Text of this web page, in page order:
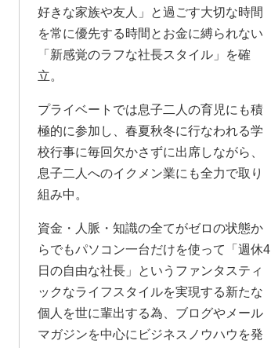
好きな家族や友人」と過ごす大切な時間
を常に優先する時間とお金に縛られない
「新感覚のラフな社長スタイル」を確
立。
プライベートでは息子二人の育児にも積
極的に参加し、春夏秋冬に行なわれる学
校行事に毎回欠かさずに出席しながら、
息子二人へのイクメン業にも全力で取り
組み中。
資金・人脈・知識の全てがゼロの状態か
らでもパソコン一台だけを使って「週休4
日の自由な社長」というファンタスティ
ックなライフスタイルを実現する新たな
個人を世に輩出する為、ブログやメール
マガジンを中心にビジネスノウハウを発